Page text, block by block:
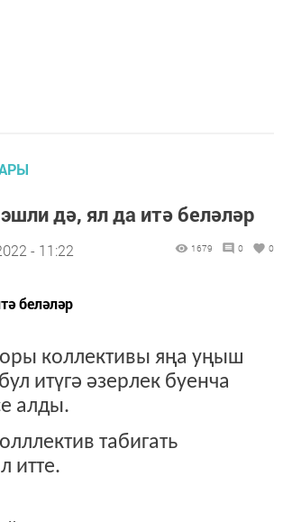
дә, ял да итә беләләр
- 11:22 1679 0 0
беләләр
коллективы яңа уңыш
итүгә әзерлек буенча
алды.
табигать
итте.